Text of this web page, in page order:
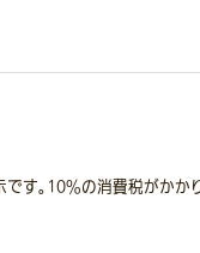
す。10％の消費税がかか